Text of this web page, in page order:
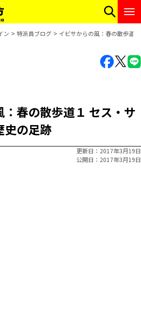
ン 特派員ブログ イビサからの風：春の散歩道
春の散歩道１ セス・サ
史の足跡
更新日
2017年3月19日
公開日
2017年3月19日